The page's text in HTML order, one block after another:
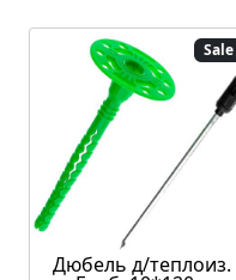
Sale
Дюбель д/теплоиз.